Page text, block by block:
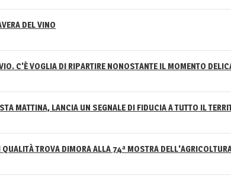
DEL VINO
C'È VOGLIA DI RIPARTIRE NONOSTANTE IL MOMENTO
MATTINA, LANCIA UN SEGNALE DI FIDUCIA A TUTTO IL
TROVA DIMORA ALLA 74ª MOSTRA